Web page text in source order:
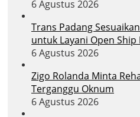
6 Agustus 2026
Trans Padang
untuk Layani Open Ship
6 Agustus 2026
Zigo Rolanda Minta
Terganggu Oknum
6 Agustus 2026